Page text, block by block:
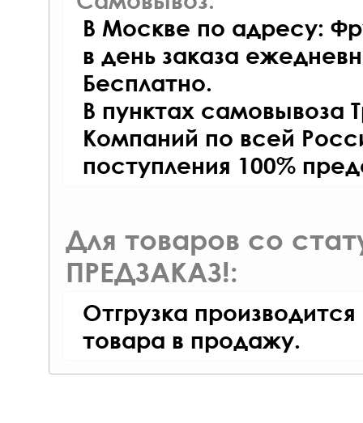
В Москве по адресу:
в день заказа
Бесплатно.
В пунктах самовывоза
Компаний по всей
поступления 100%
Для товаров со
ПРЕДЗАКАЗ!:
Отгрузка
товара в продажу.